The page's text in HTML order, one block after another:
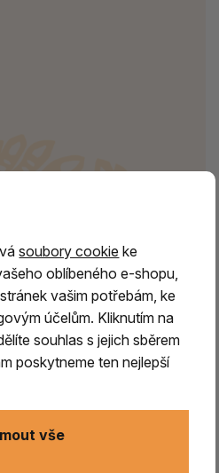
/červený/ÓM
vonných tyčinek s
soubory cookie ke
oblíbeného e-shopu,
vašim potřebám, ke
účelům. Kliknutím na
souhlas s jejich sběrem
poskytneme ten nejlepší
vše